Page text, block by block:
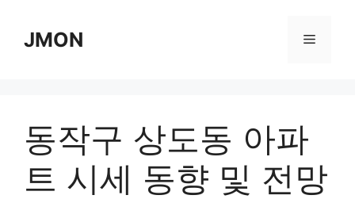
contentJMON Menu
동작구 상도동 아파
트 시세 동향 및 전망